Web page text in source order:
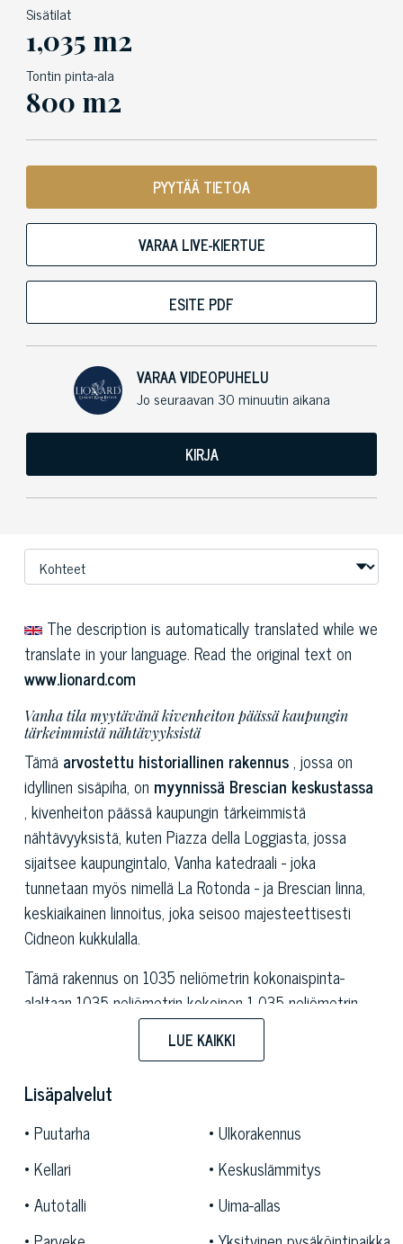
Sisätilat
1,035 m2
Tontin pinta-ala
800 m2
PYYTÄÄ TIETOA
VARAA LIVE-KIERTUE
ESITE PDF
VARAA VIDEOPUHELU
Jo seuraavan 30 minuutin aikana
KIRJA
The description is automatically translated while we
translate in your language. Read the original text on
www.lionard.com
Vanha tila myytävänä kivenheiton päässä kaupungin
tärkeimmistä nähtävyyksistä
Tämä arvostettu historiallinen rakennus, jossa on
idyllinen sisäpiha, on myynnissä Brescian keskustassa
, kivenheiton päässä kaupungin tärkeimmistä
nähtävyyksistä, kuten Piazza della Loggiasta, jossa
sijaitsee kaupungintalo, Vanha katedraali - joka
tunnetaan myös nimellä La Rotonda - ja Brescian linna,
keskiaikainen linnoitus, joka seisoo majesteettisesti
Cidneon kukkulalla.
Tämä rakennus on 1035 neliömetrin kokonaispinta-
alaltaan 1035 neliömetrin kokoinen 1 035 neliömetrin
kokoinen rakennus, jossa on tehty huolellinen
kunnostus, jonka tarkoituksena on säilyttää aikansa
aikansa valtava viehätys. Se on pieni keidas. suurta
yksityisyyttä ja läheisyyttä.
Neljä tasoa luonnehtii rakennusta, joka on erinomaisessa
kunnossa ja säilyttää edelleen viimeistelyt ja
merkittävät historialliset piirteet, jotka todistavat sen
LUE KAIKKI
Lisäpalvelut
Puutarha
Ulkorakennus
Kellari
Keskuslämmitys
Autotalli
Uima-allas